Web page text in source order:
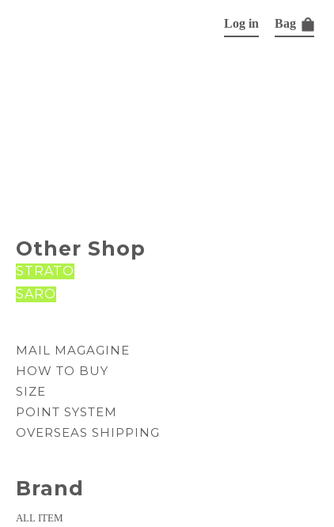
Log in Bag
Other Shop
STRATO
SARO
MAIL MAGAGINE
HOW TO BUY
SIZE
POINT SYSTEM
OVERSEAS SHIPPING
Brand
ALL ITEM